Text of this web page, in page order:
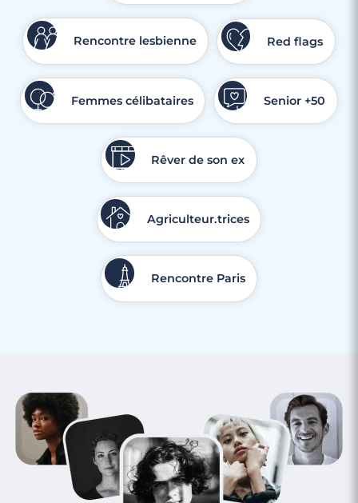
Rencontre lesbienne Red flags
Femmes célibataires Senior +50
Rêver de son ex
Agriculteur.trices
Rencontre Paris